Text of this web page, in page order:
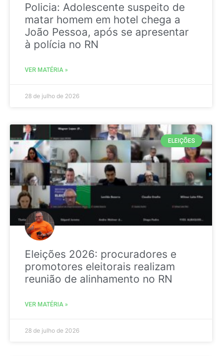
Policia: Adolescente suspeito de
matar homem em hotel chega a
João Pessoa, após se apresentar
à polícia no RN
VER MATÉRIA »
28 de julho de 2026
ELEIÇÕES
Eleições 2026: procuradores e
promotores eleitorais realizam
reunião de alinhamento no RN
VER MATÉRIA »
28 de julho de 2026